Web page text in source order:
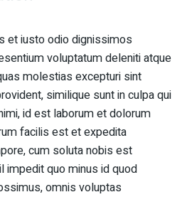
et iusto odio dignissimos
voluptatum deleniti atque
molestias excepturi sint
similique sunt in culpa qui
id est laborum et dolorum
facilis est et expedita
cum soluta nobis est
impedit quo minus id quod
omnis voluptas